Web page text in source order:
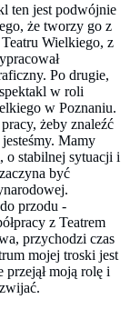
ten jest podwójnie
że tworzy go z
Teatru Wielkiego, z
Po drugie,
w roli
w Poznaniu.
żeby znaleźć
Mamy
o stabilnej sytuacji i
być
przodu -
z Teatrem
przychodzi czas
mojej troski jest
przejął moją rolę i